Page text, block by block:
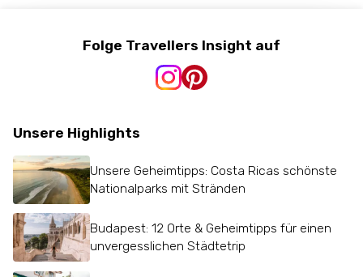
Folge Travellers Insight auf
Unsere Highlights
Unsere Geheimtipps: Costa Ricas schönste
Nationalparks mit Stränden
Budapest: 12 Orte & Geheimtipps für einen
unvergesslichen Städtetrip